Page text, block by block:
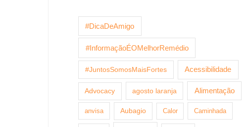
#DicaDeAmigo
#InformaçãoÉOMelhorRemédio
#JuntosSomosMaisFortes Acessibilidade
Advocacy agosto laranja Alimentação
anvisa Aubagio Calor Caminhada